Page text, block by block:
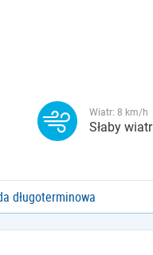
Wiatr: 8 km/h
Słaby wiatr
długoterminowa